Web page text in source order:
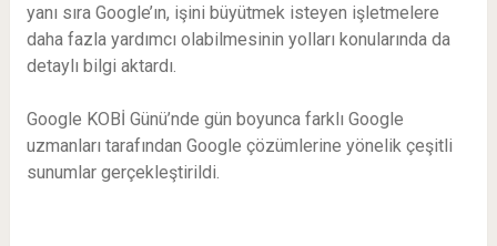
yanı sıra Google’ın, işini büyütmek isteyen işletmelere
daha fazla yardımcı olabilmesinin yolları konularında da
detaylı bilgi aktardı.
Google KOBİ Günü’nde gün boyunca farklı Google
uzmanları tarafından Google çözümlerine yönelik çeşitli
sunumlar gerçekleştirildi.